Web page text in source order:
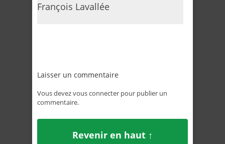
François Lavallée
Laisser un commentaire
Vous devezvous connecter pour publier un
commentaire.
Revenir en haut ↑